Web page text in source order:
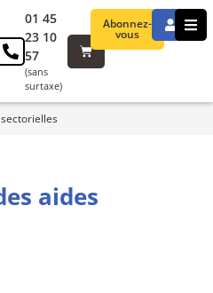
Abonnez-
vous
01 45
23 10
57
(sans
surtaxe)
sectorielles
aides